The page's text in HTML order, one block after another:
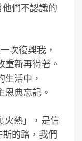
們不認識的
次復興我，
新再得著。
活中，
恩典忘記。
火熱」，是信
的路，我們